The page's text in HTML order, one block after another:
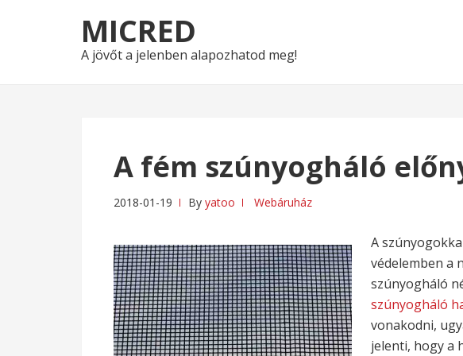
to
navigation
to
content
MICRED
A jövőt a jelenben alapozhatod meg!
A fém szúnyogháló
2018-01-19 By yatoo Webáruház
A
védelemben a
szúnyogháló
szúnyogháló
vonakodni,
jelenti, hogy a